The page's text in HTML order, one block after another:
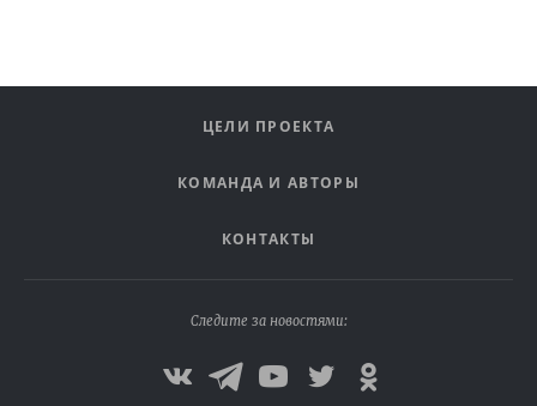
ЦЕЛИ ПРОЕКТА
КОМАНДА И АВТОРЫ
КОНТАКТЫ
Следите за новостями: